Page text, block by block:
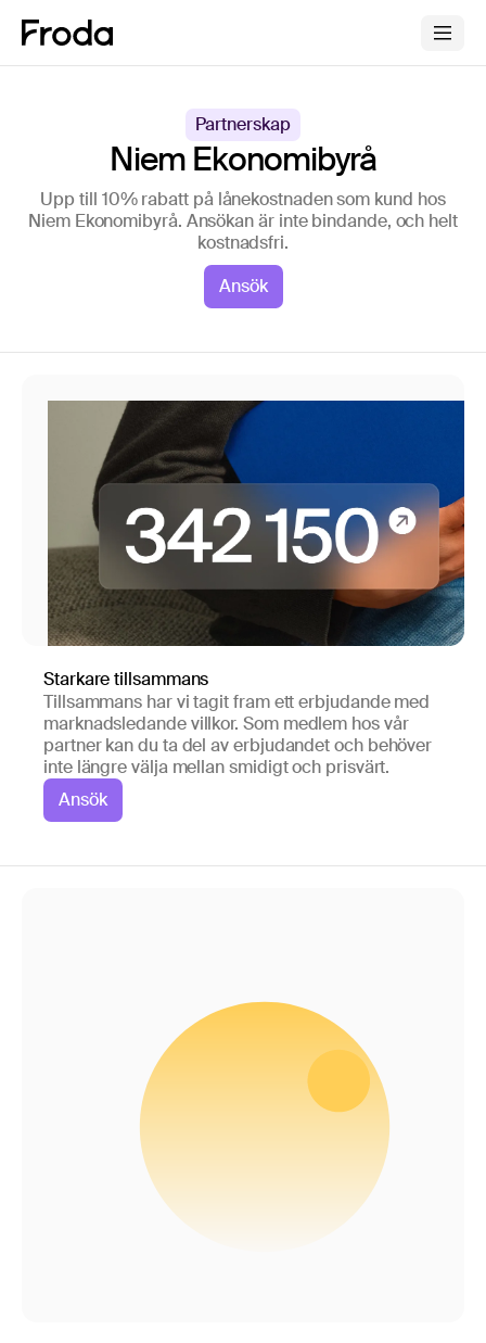
Partnerskap
Niem Ekonomibyrå
Upp till 10% rabatt på lånekostnaden som kund hos
Niem Ekonomibyrå. Ansökan är inte bindande, och helt
kostnadsfri.
Ansök
Starkare tillsammans
Tillsammans har vi tagit fram ett erbjudande med
marknadsledande villkor. Som medlem hos vår
partner kan du ta del av erbjudandet och behöver
inte längre välja mellan smidigt och prisvärt.
Ansök